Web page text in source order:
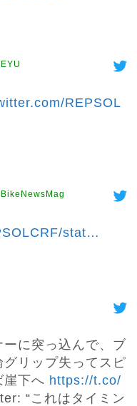
REPSOL
stat…
に突っ込んで、ブ
リップ失ってスピ
崖下へ https://t.co/
“これはタイミン